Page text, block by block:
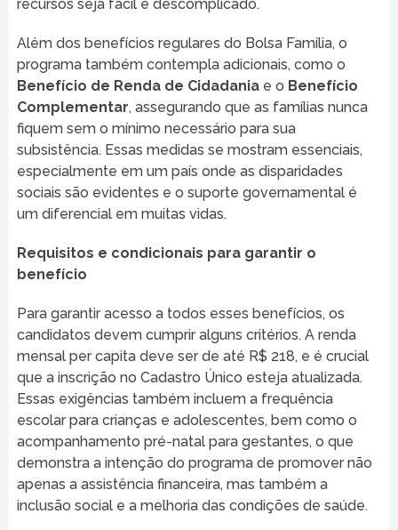
recursos seja fácil e descomplicado.
Além dos benefícios regulares do Bolsa Família, o
programa também contempla adicionais, como o
Benefício de Renda de Cidadaniae o Benefício
Complementar, assegurando que as famílias nunca
fiquem sem o mínimo necessário para sua
subsistência. Essas medidas se mostram essenciais,
especialmente em um país onde as disparidades
sociais são evidentes e o suporte governamental é
um diferencial em muitas vidas.
Requisitos e condicionais para garantir o
benefício
Para garantir acesso a todos esses benefícios, os
candidatos devem cumprir alguns critérios. A renda
mensal per capita deve ser de até R$ 218, e é crucial
que a inscrição no Cadastro Único esteja atualizada.
Essas exigências também incluem a frequência
escolar para crianças e adolescentes, bem como o
acompanhamento pré-natal para gestantes, o que
demonstra a intenção do programa de promover não
apenas a assistência financeira, mas também a
inclusão social e a melhoria das condições de saúde.